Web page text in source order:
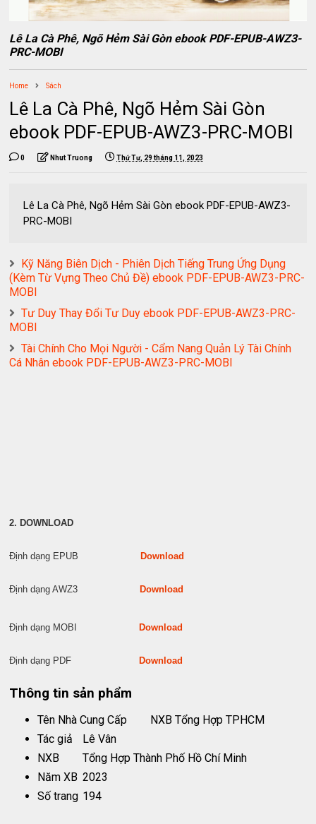
Lê La Cà Phê, Ngõ Hẻm Sài Gòn ebook PDF-EPUB-AWZ3-
PRC-MOBI
Home Sách
Lê La Cà Phê, Ngõ Hẻm Sài Gòn
ebook PDF-EPUB-AWZ3-PRC-MOBI
0 Nhut Truong Thứ Tư, 29 tháng 11, 2023
Lê La Cà Phê, Ngõ Hẻm Sài Gòn ebook PDF-EPUB-AWZ3-
PRC-MOBI
Kỹ Năng Biên Dịch - Phiên Dịch Tiếng Trung Ứng Dụng
(Kèm Từ Vựng Theo Chủ Đề) ebook PDF-EPUB-AWZ3-PRC-
MOBI
Tư Duy Thay Đổi Tư Duy ebook PDF-EPUB-AWZ3-PRC-
MOBI
Tài Chính Cho Mọi Người - Cẩm Nang Quản Lý Tài Chính
Cá Nhân ebook PDF-EPUB-AWZ3-PRC-MOBI
2. DOWNLOAD
Định dạng EPUB Download
Định dạng AWZ3 Download
Định dạng MOBI Download
Định dạng PDF Download
Thông tin sản phẩm
Tên Nhà Cung Cấp
NXB Tổng Hợp TPHCM
Tác giả
Lê Vân
NXB
Tổng Hợp Thành Phố Hồ Chí Minh
Năm XB 2023
Số trang 194